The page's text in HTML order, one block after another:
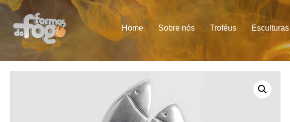
Home Sobre nós Troféus Esculturas